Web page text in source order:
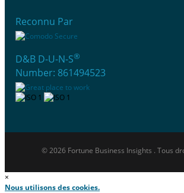
Reconnu Par
D&B D-U-N-S®
Number: 861494523
© 2026 Fortune Business Insights . Tous
×
Nous utilisons des cookies.